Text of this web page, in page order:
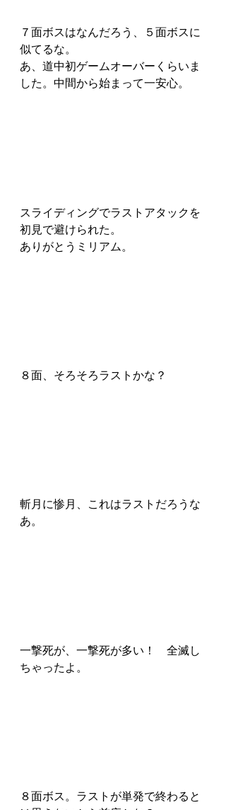
７面ボスはなんだろう、５面ボスに
似てるな。
あ、道中初ゲームオーバーくらいま
した。中間から始まって一安心。
スライディングでラストアタックを
初見で避けられた。
ありがとうミリアム。
８面、そろそろラストかな？
斬月に惨月、これはラストだろうな
あ。
一撃死が、一撃死が多い！　全滅し
ちゃったよ。
８面ボス。ラストが単発で終わると